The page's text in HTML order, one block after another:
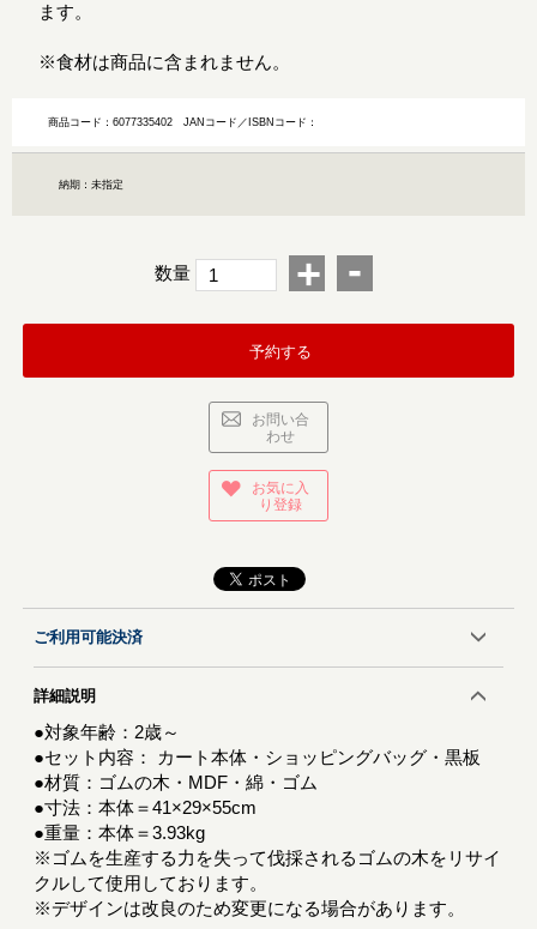
ます。
※食材は商品に含まれません。
商品コード：6077335402JANコード／ISBNコード：
納期：未指定
数量 + -
予約する
お問い合
わせ
お気に入
り登録
ご利用可能決済
詳細説明
●対象年齢：2歳～
●セット内容： カート本体・ショッピングバッグ・黒板
●材質：ゴムの木・MDF・綿・ゴム
●寸法：本体＝41×29×55cm
●重量：本体＝3.93kg
※ゴムを生産する力を失って伐採されるゴムの木をリサイ
クルして使用しております。
※デザインは改良のため変更になる場合があります。